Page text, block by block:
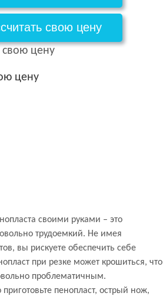
свою цену
свою цену
цену
своими руками – это
трудоемкий. Не имея
вы рискуете обеспечить себе
при резке может крошиться, что
проблематичным.
приготовьте пенопласт, острый нож,